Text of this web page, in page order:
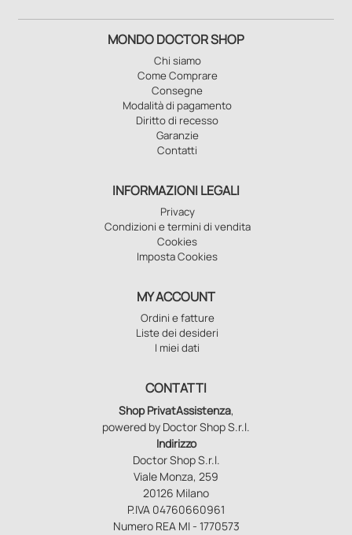
MONDO DOCTOR SHOP
Chi siamo
Come Comprare
Consegne
Modalità di pagamento
Diritto di recesso
Garanzie
Contatti
INFORMAZIONI LEGALI
Privacy
Condizioni e termini di vendita
Cookies
Imposta Cookies
MY ACCOUNT
Ordini e fatture
Liste dei desideri
I miei dati
CONTATTI
Shop PrivatAssistenza,
powered by Doctor Shop S.r.l.
Indirizzo
Doctor Shop S.r.l.
Viale Monza, 259
20126 Milano
P.IVA 04760660961
Numero REA MI - 1770573